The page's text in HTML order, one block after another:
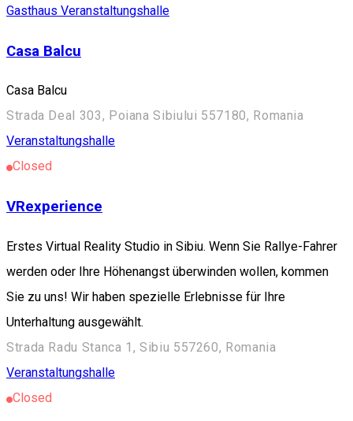
Gasthaus Veranstaltungshalle
Casa Balcu
Casa Balcu
Strada Deal 303, Poiana Sibiului 557180, Romania
Veranstaltungshalle
Closed
VRexperience
Erstes Virtual Reality Studio in Sibiu. Wenn Sie Rallye-Fahrer
werden oder Ihre Höhenangst überwinden wollen, kommen
Sie zu uns! Wir haben spezielle Erlebnisse für Ihre
Unterhaltung ausgewählt.
Strada Radu Stanca 1, Sibiu 557260, Romania
Veranstaltungshalle
Closed